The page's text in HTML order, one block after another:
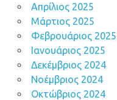
Απρίλιος 2025
Μάρτιος 2025
Φεβρουάριος 2025
Ιανουάριος 2025
Δεκέμβριος 2024
Νοέμβριος 2024
Οκτώβριος 2024